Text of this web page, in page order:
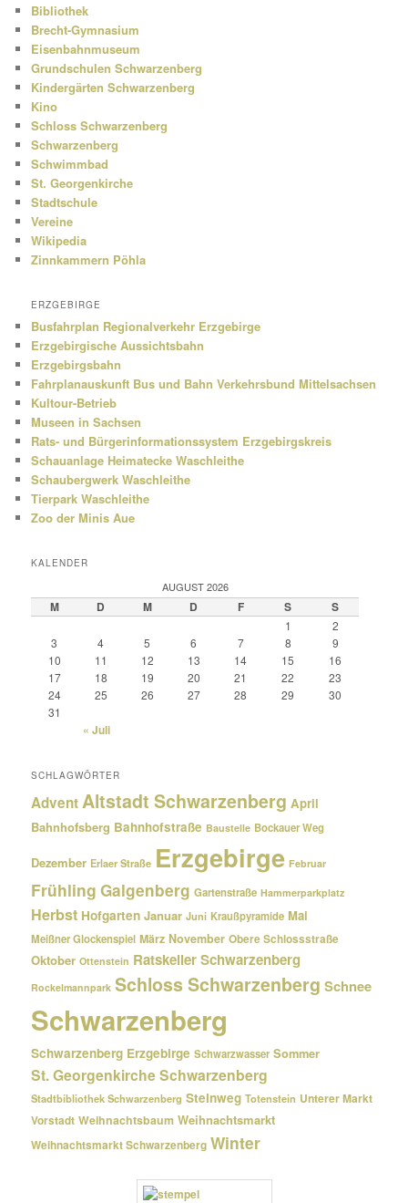
Bibliothek
Brecht-Gymnasium
Eisenbahnmuseum
Grundschulen Schwarzenberg
Kindergärten Schwarzenberg
Kino
Schloss Schwarzenberg
Schwarzenberg
Schwimmbad
St. Georgenkirche
Stadtschule
Vereine
Wikipedia
Zinnkammern Pöhla
ERZGEBIRGE
Busfahrplan Regionalverkehr Erzgebirge
Erzgebirgische Aussichtsbahn
Erzgebirgsbahn
Fahrplanauskunft Bus und Bahn Verkehrsbund Mittelsachsen
Kultour-Betrieb
Museen in Sachsen
Rats- und Bürgerinformationssystem Erzgebirgskreis
Schauanlage Heimatecke Waschleithe
Schaubergwerk Waschleithe
Tierpark Waschleithe
Zoo der Minis Aue
KALENDER
AUGUST 2026
M D M D F S S
1
2
3
4 5 6 7 8
9
10
11 12 13 14 15
16
17
18 19 20 21 22
23
24
25 26 27 28 29
30
31
« Juli
SCHLAGWÖRTER
AdventAltstadt Schwarzenberg April
Bahnhofsberg Bahnhofstraße Baustelle Bockauer Weg
Dezember Erlaer Straße Erzgebirge Februar
Frühling Galgenberg Gartenstraße Hammerparkplatz
Herbst Hofgarten Januar Juni Kraußpyramide Mai
Meißner Glockenspiel März November Obere Schlossstraße
Oktober Ottenstein Ratskeller Schwarzenberg
Rockelmannpark Schloss Schwarzenberg Schnee
Schwarzenberg
Schwarzenberg Erzgebirge Schwarzwasser Sommer
St. Georgenkirche Schwarzenberg
Stadtbibliothek Schwarzenberg Steinweg Totenstein Unterer Markt
Vorstadt Weihnachtsbaum Weihnachtsmarkt
Weihnachtsmarkt Schwarzenberg Winter